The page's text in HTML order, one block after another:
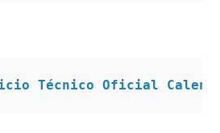
Técnico Oficial